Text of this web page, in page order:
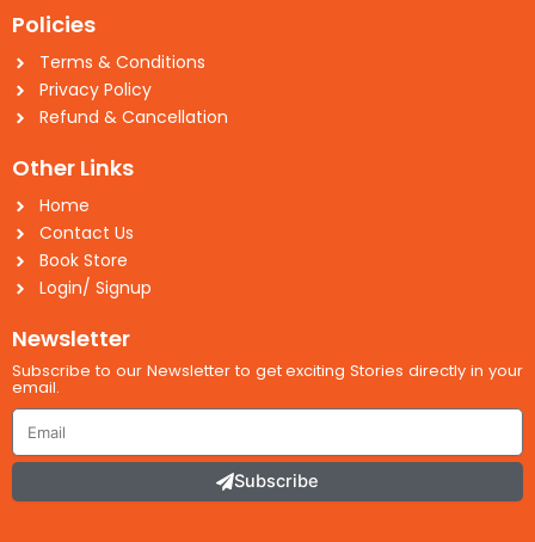
Policies
Terms & Conditions
Privacy Policy
Refund & Cancellation
Other Links
Home
Contact Us
Book Store
Login/ Signup
Newsletter
Subscribe to our Newsletter to get exciting Stories directly in your
email.
Email
Subscribe